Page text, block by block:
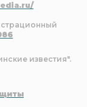
известия".